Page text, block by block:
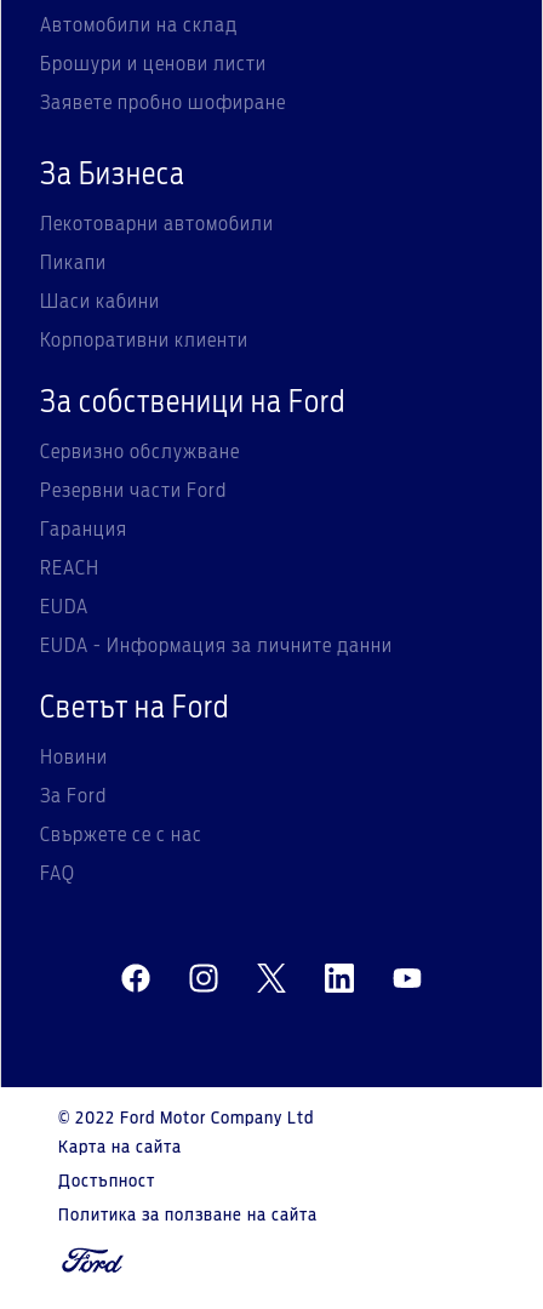
Автомобили на склад
Брошури и ценови листи
Заявете пробно шофиране
За Бизнеса
Лекотоварни автомобили
Пикапи
Шаси кабини
Корпоративни клиенти
За собственици на Ford
Сервизно обслужване
Резервни части Ford
Гаранция
REACH
EUDA
EUDA - Информация за личните данни
Светът на Ford
Новини
За Ford
Свържете се с нас
FAQ
© 2022 Ford Motor Company Ltd
Карта на сайта
Достъпност
Политика за ползване на сайта